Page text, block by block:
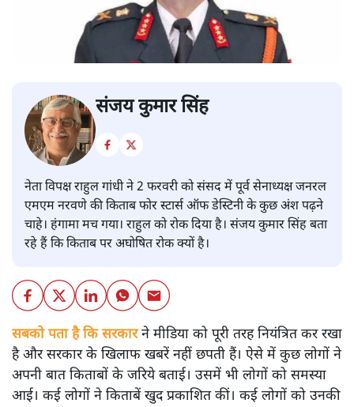
संजय कुमार सिंह
नेता विपक्ष राहुल गांधी ने 2 फरवरी को संसद में पूर्व सेनाध्यक्ष जनरल
एमएम नरवणे की किताब फोर स्टार्स ऑफ डेस्टिनी के कुछ अंश पढ़ने
चाहे। हंगामा मच गया। राहुल को रोक दिया है। संजय कुमार सिंह बता
रहे हैं कि किताब पर अघोषित रोक क्यों है।
सबको पता है कि सरकारने मीडिया को पूरी तरह नियंत्रित कर रखा
है और सरकार के खिलाफ खबरें नहीं छपती हैं। ऐसे में कुछ लोगों ने
अपनी बात किताबों के जरिये बताई। उसमें भी लोगों को समस्या
आई। कई लोगों ने किताबें खुद प्रकाशित कीं। कई लोगों को उनकी